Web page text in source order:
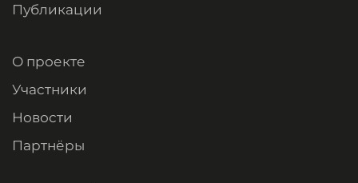
Публикации
О проекте
Участники
Новости
Партнёры